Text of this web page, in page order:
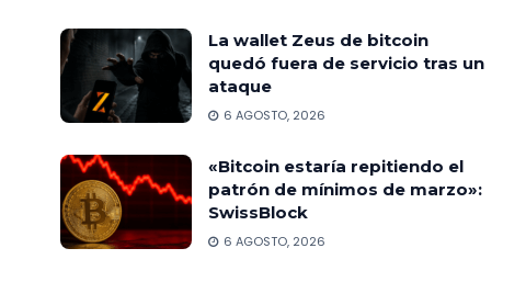
La wallet Zeus de bitcoin
quedó fuera de servicio tras un
ataque
6 AGOSTO, 2026
«Bitcoin estaría repitiendo el
patrón de mínimos de marzo»:
SwissBlock
6 AGOSTO, 2026